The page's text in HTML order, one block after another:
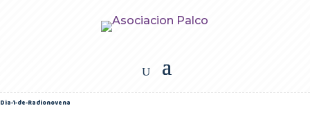
Dia-1-de-Radionovena